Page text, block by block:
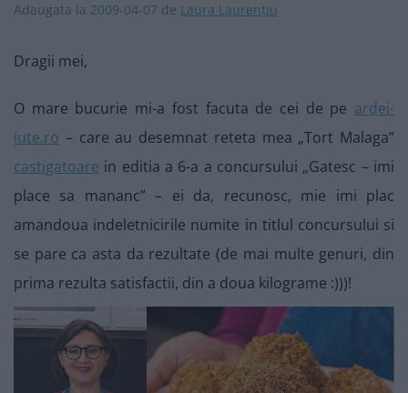
Adaugata la 2009-04-07 de Laura Laurențiu
Dragii mei,
O mare bucurie mi-a fost facuta de cei de pe ardei-
iute.ro – care au desemnat reteta mea „Tort Malaga”
castigatoare in editia a 6-a a concursului „Gatesc – imi
place sa mananc” – ei da, recunosc, mie imi plac
amandoua indeletnicirile numite in titlul concursului si
se pare ca asta da rezultate (de mai multe genuri, din
prima rezulta satisfactii, din a doua kilograme :)))!